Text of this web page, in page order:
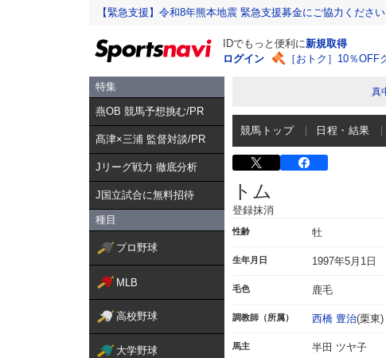
【緊急支援】令和8年熊本地震 緊急支援募金にご協力ください
IDでもっと便利に新規取得
ログイン
［おトク］10％OFF
特集
燕OB 競馬予想挑む/PR
髙津×三浦 監督対談/PR
Jリーグ戦力 徹底分析
J国立試合に無料招待
種目
プロ野球
MLB
高校野球
大学野球
真
競馬トップ 日程・結果
トム
登録抹消
性齢 牡
生年月日 1997年5月1日
毛色 鹿毛
調教師（所属） 西橋 豊治(栗東)
馬主 半田 ツヤ子